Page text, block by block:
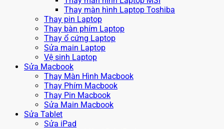
Thay màn hình Laptop Toshiba
Thay pin Laptop
Thay bàn phím Laptop
Thay ổ cứng Laptop
Sửa main Laptop
Vệ sinh Laptop
Sửa Macbook
Thay Màn Hình Macbook
Thay Phím Macbook
Thay Pin Macbook
Sửa Main Macbook
Sửa Tablet
Sửa iPad